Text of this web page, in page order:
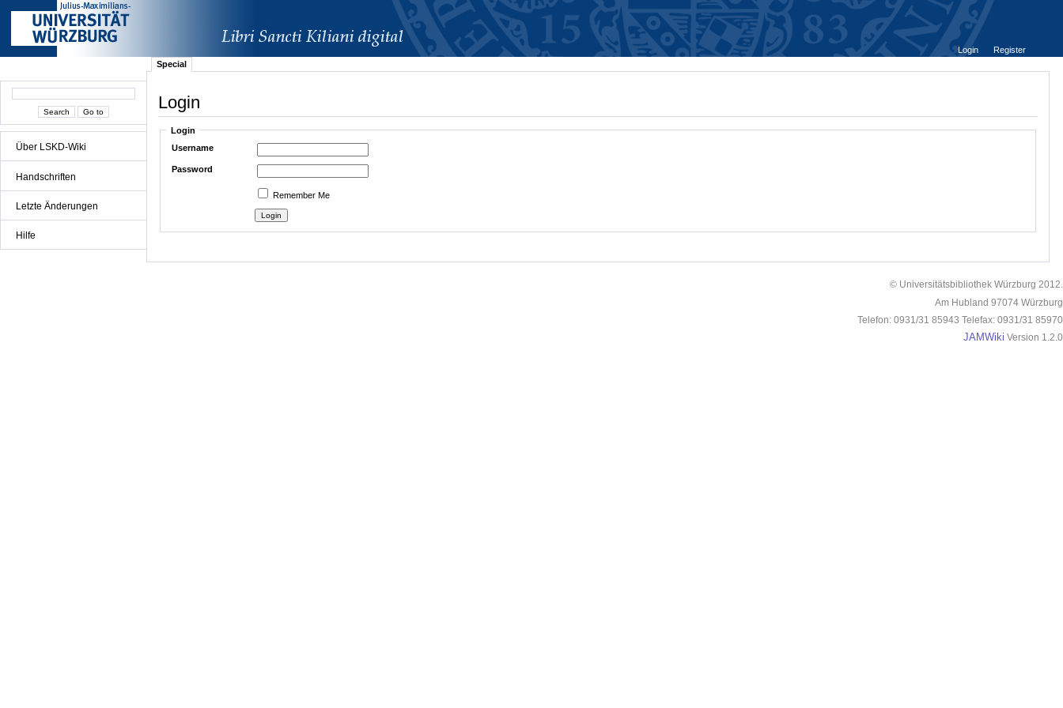
Über LSKD-Wiki
Handschriften
Letzte Änderungen
Hilfe
Login
Register
Special
Login
Login
Username
Password
Remember Me
© Universitätsbibliothek Würzburg 2012.
Am Hubland 97074 Würzburg
Telefon: 0931/31 85943 Telefax: 0931/31 85970
JAMWiki Version 1.2.0